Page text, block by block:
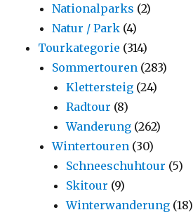
Nationalparks (2)
Natur / Park (4)
Tourkategorie (314)
Sommertouren (283)
Klettersteig (24)
Radtour (8)
Wanderung (262)
Wintertouren (30)
Schneeschuhtour (5)
Skitour (9)
Winterwanderung (18)